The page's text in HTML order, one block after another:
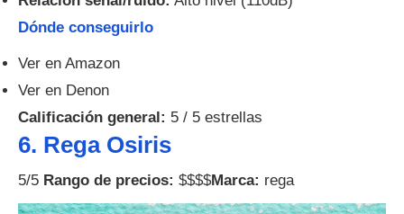
Dónde conseguirlo
Ver en Amazon
Ver en Denon
Calificación general: 5 / 5 estrellas
6. Rega Osiris
5/5 Rango de precios: $$$$Marca: rega